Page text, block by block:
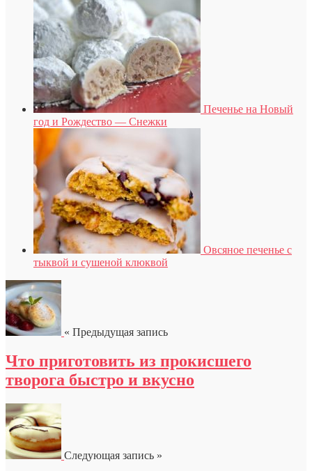
Печенье на Новый
год и Рождество — Снежки
Овсяное печенье с
тыквой и сушеной клюквой
« Предыдущая запись
Что приготовить из прокисшего
творога быстро и вкусно
Следующая запись »